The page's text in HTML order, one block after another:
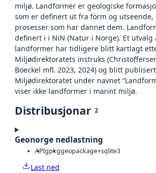
miljø. Landformer er geologiske
som er definert ut fra form og
prosesser som har dannet dem.
definert i i NiN (Natur i Norge). Et utvalg
landformer har tidligere blitt kartlagt
Miljødirektoratets instruks
Boeckel mfl. 2023, 2024) og blitt
Miljødirektoratet under navnet
viser ikke landformer i marint miljø.
Distribusjonar 2
Geonorge nedlastning
APIgpkggeopackage+sqlite3
Last ned